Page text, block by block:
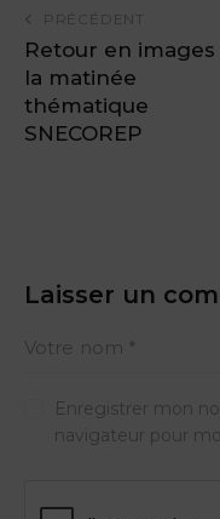
PRÉCÉDENT
Retour en images
la matinée
thématique
SNECOREP
Laisser un
Enregistrer mon
navigateur pour